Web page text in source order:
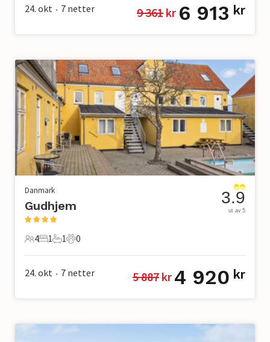
24. okt • 7 netter 9 361 kr 6 913 kr
Danmark
Gudhjem
4 Gjester
4
1 Soverom
1
1 Bad
1
0 Kjæledyr
0
3.9
ut av 5
24. okt • 7 netter 5 887 kr 4 920 kr